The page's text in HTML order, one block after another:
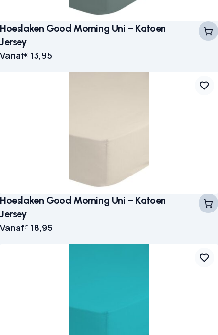
Hoeslaken Good Morning Uni – Katoen
Jersey
Vanaf€ 13,95
Hoeslaken Good Morning Uni – Katoen
Jersey
Vanaf€ 18,95